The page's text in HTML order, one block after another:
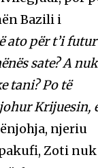
Bazili i
ato për t’i futur
sate? A nuk
tani? Po të
Krijuesin,
njeriu
Zoti